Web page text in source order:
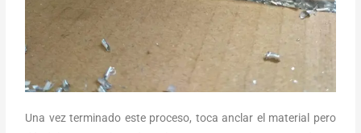
Una vez terminado este proceso, toca anclar el material pero